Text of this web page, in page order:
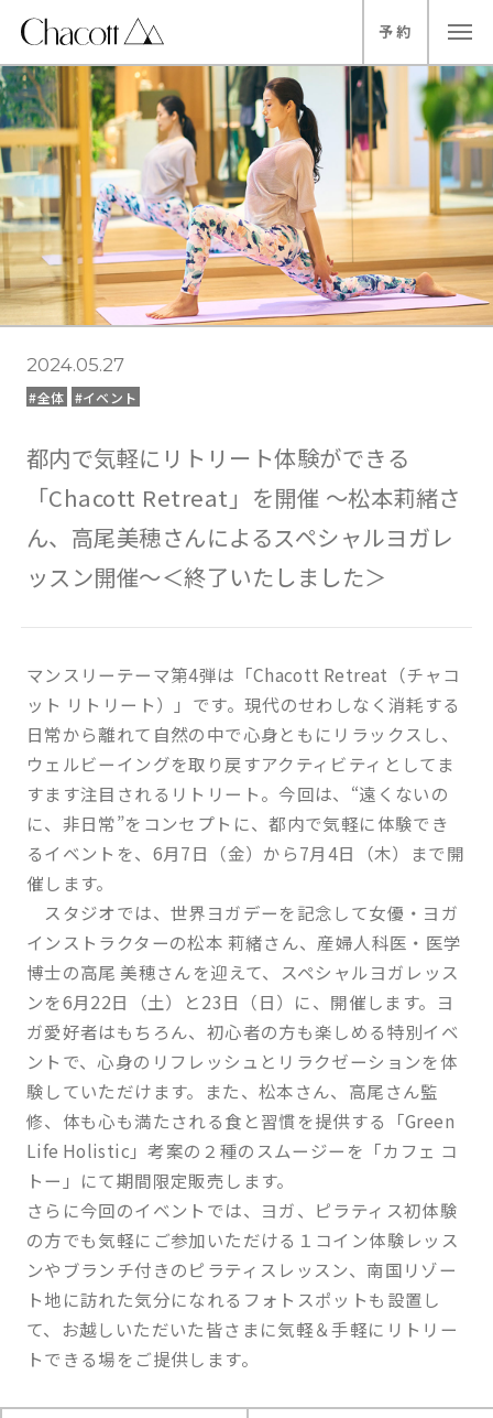
予約
2024.05.27
#全体 #イベント
都内で気軽にリトリート体験ができる
「Chacott Retreat」を開催 ～松本莉緒さ
ん、高尾美穂さんによるスペシャルヨガレ
ッスン開催～＜終了いたしました＞
マンスリーテーマ第4弾は「Chacott Retreat（チャコ
ット リトリート）」です。現代のせわしなく消耗する
日常から離れて自然の中で心身ともにリラックスし、
ウェルビーイングを取り戻すアクティビティとしてま
すます注目されるリトリート。今回は、“遠くないの
に、非日常”をコンセプトに、都内で気軽に体験でき
るイベントを、6月7日（金）から7月4日（木）まで開
催します。
スタジオでは、世界ヨガデーを記念して女優・ヨガ
インストラクターの松本 莉緒さん、産婦人科医・医学
博士の高尾 美穂さんを迎えて、スペシャルヨガレッス
ンを6月22日（土）と23日（日）に、開催します。ヨ
ガ愛好者はもちろん、初心者の方も楽しめる特別イベ
ントで、心身のリフレッシュとリラクゼーションを体
験していただけます。また、松本さん、高尾さん監
修、体も心も満たされる食と習慣を提供する「Green
Life Holistic」考案の２種のスムージーを「カフェ コ
トー」にて期間限定販売します。
さらに今回のイベントでは、ヨガ、ピラティス初体験
の方でも気軽にご参加いただける１コイン体験レッス
ンやブランチ付きのピラティスレッスン、南国リゾー
ト地に訪れた気分になれるフォトスポットも設置し
て、お越しいただいた皆さまに気軽＆手軽にリトリー
トできる場をご提供します。